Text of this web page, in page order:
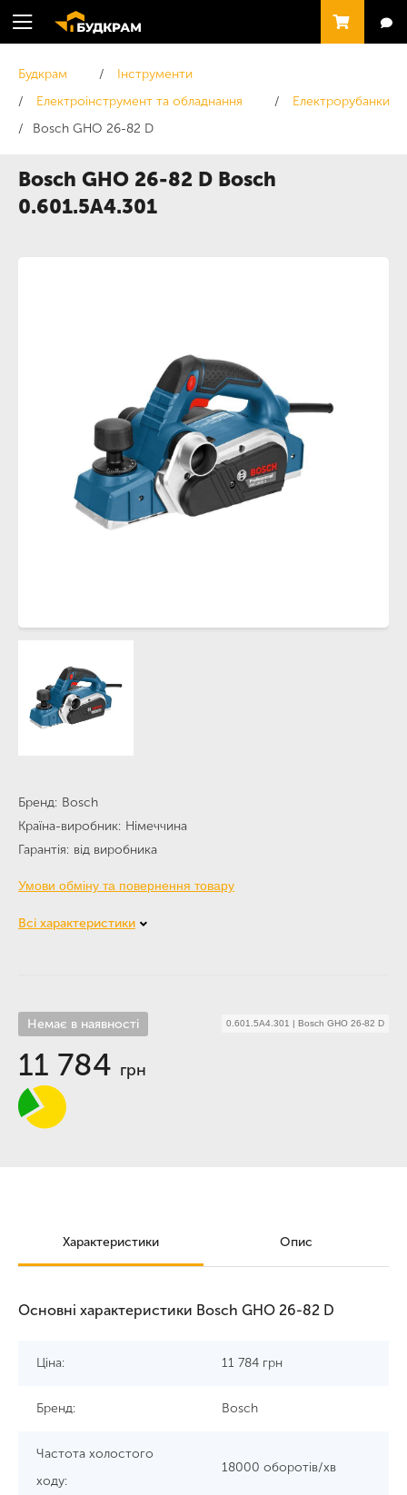
Будкрам
Інструменти
Електроінструмент та обладнання
Електрорубанки
Bosch GHO 26-82 D
Bosch GHO 26-82 D Bosch
0.601.5A4.301
Бренд Bosch
Країна-виробник Німеччина
Гарантія від виробника
Умови обміну та повернення товару
Всі характеристики
Немає в наявності 0.601.5A4.301 | Bosch GHO 26-82 D
11 784 грн
Характеристики Опис
Основні характеристики Bosch GHO 26-82 D
Ціна: 11 784 грн
Бренд: Bosch
Частота холостого
ходу:
18000 оборотів/хв